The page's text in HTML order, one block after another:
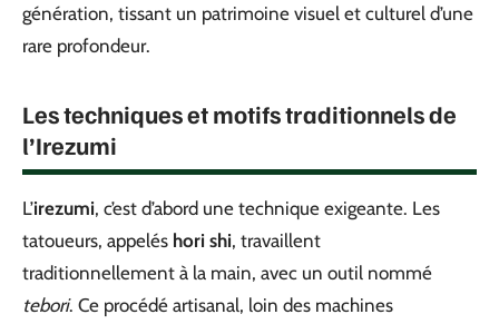
génération, tissant un patrimoine visuel et culturel d’une
rare profondeur.
Les techniques et motifs traditionnels de
l’Irezumi
L’irezumi, c’est d’abord une technique exigeante. Les
tatoueurs, appelés hori shi, travaillent
traditionnellement à la main, avec un outil nommé
tebori. Ce procédé artisanal, loin des machines